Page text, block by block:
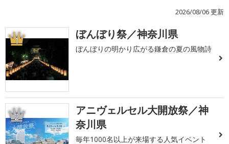
2026/08/06 更新
1 ぼんぼり祭／神奈川県
ぼんぼりの明かり広がる鎌倉の夏の風物詩
2
アニヴェルセル大開放祭／神
奈川県
毎年1000名以上が来場する人気イベント